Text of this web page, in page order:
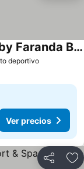
deportivo
Hotel Casa Don Luis Cap Cana by Faranda Boutique
Ver precios
Compartir